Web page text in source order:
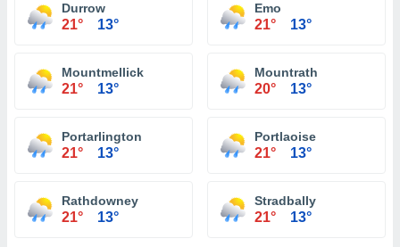
Durrow
21° 13°
Emo
21° 13°
Mountmellick
21° 13°
Mountrath
20° 13°
Portarlington
21° 13°
Portlaoise
21° 13°
Rathdowney
21° 13°
Stradbally
21° 13°